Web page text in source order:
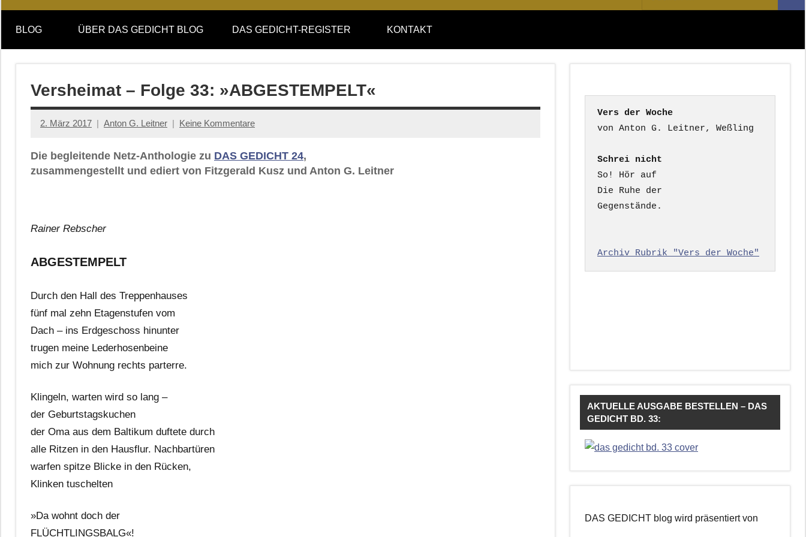
DAS
GEDICHT
blog
DAS
GEDICHT.
Zeitschrift
nach:
BLOG ÜBER DAS GEDICHT BLOG DAS GEDICHT-REGISTER KONTAKT
Versheimat – Folge 33: »ABGESTEMPELT«
2. März 2017 Anton G. Leitner Keine Kommentare
Die begleitende Netz-Anthologie zu DAS GEDICHT 24,
zusammengestellt und ediert von Fitzgerald Kusz und Anton G. Leitner
Rainer Rebscher
ABGESTEMPELT
Durch den Hall des Treppenhauses
fünf mal zehn Etagenstufen vom
Dach – ins Erdgeschoss hinunter
trugen meine Lederhosenbeine
mich zur Wohnung rechts parterre.
Klingeln, warten wird so lang –
der Geburtstagskuchen
der Oma aus dem Baltikum duftete durch
alle Ritzen in den Hausflur. Nachbartüren
warfen spitze Blicke in den Rücken,
Klinken tuschelten
»Da wohnt doch der
FLÜCHTLINGSBALG«!
Vers der Woche
Schrei nicht
So! Hör auf
Die Ruhe der
Gegenstände.
Archiv Rubrik "Vers der Woche"
AKTUELLE AUSGABE BESTELLEN – DAS
GEDICHT BD. 33:
DAS GEDICHT blog wird präsentiert von